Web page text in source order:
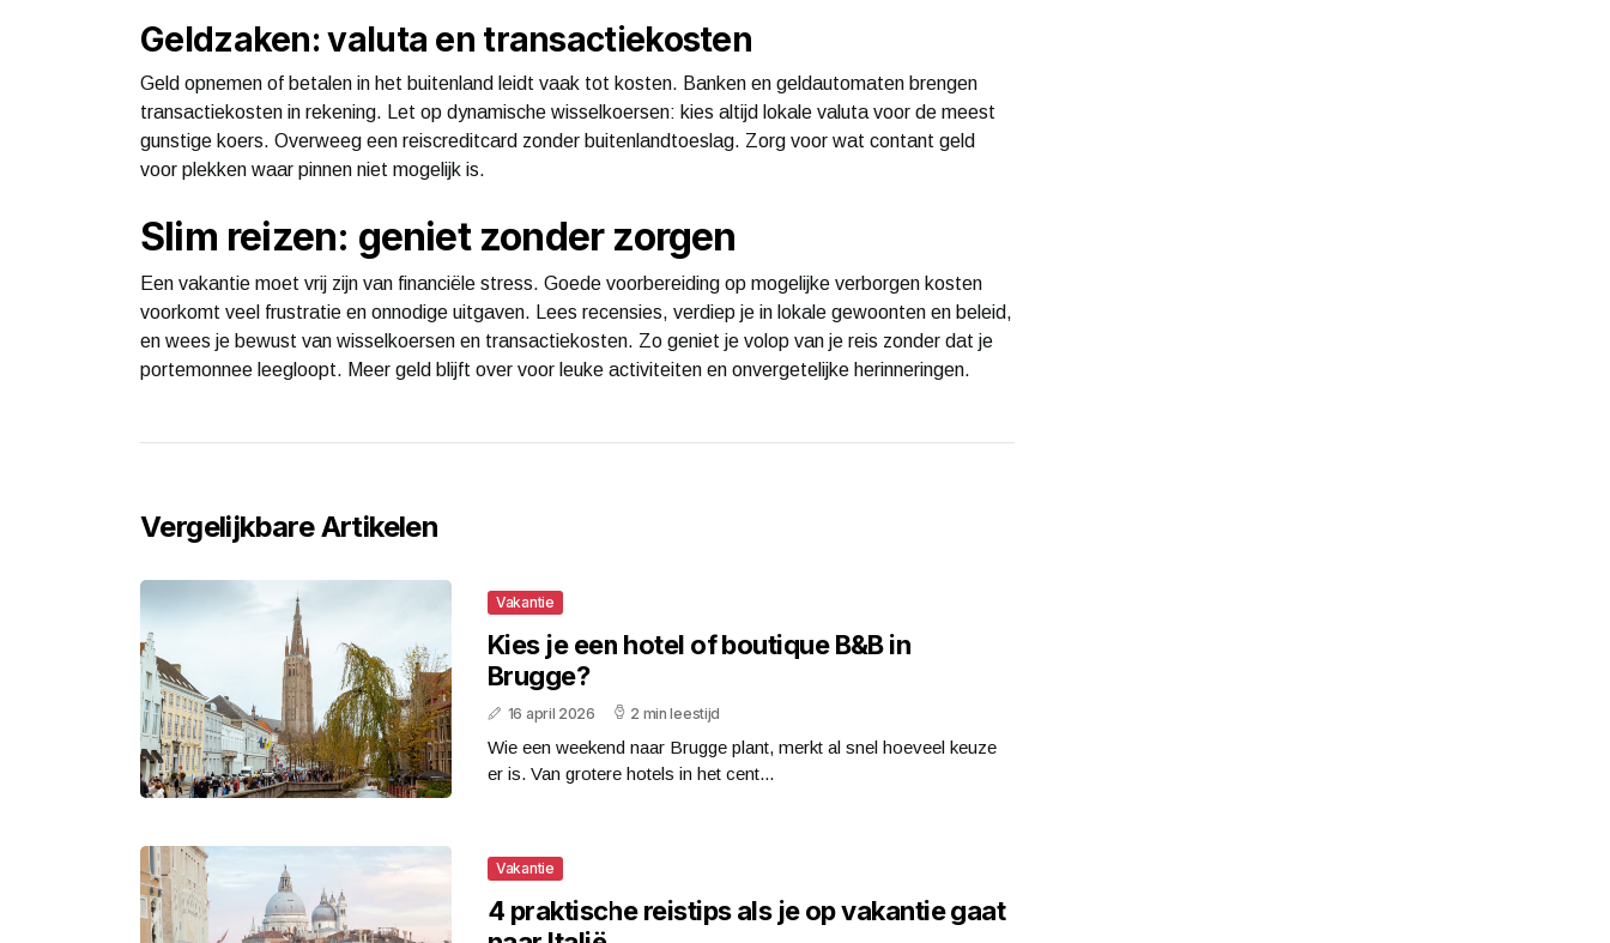
Geldzaken: valuta en transactiekosten
Geld opnemen of betalen in het buitenland leidt vaak tot kosten. Banken en geldautomaten brengen
transactiekosten in rekening. Let op dynamische wisselkoersen: kies altijd lokale valuta voor de meest
gunstige koers. Overweeg een reiscreditcard zonder buitenlandtoeslag. Zorg voor wat contant geld
voor plekken waar pinnen niet mogelijk is.
Slim reizen: geniet zonder zorgen
Een vakantie moet vrij zijn van financiële stress. Goede voorbereiding op mogelijke verborgen kosten
voorkomt veel frustratie en onnodige uitgaven. Lees recensies, verdiep je in lokale gewoonten en beleid,
en wees je bewust van wisselkoersen en transactiekosten. Zo geniet je volop van je reis zonder dat je
portemonnee leegloopt. Meer geld blijft over voor leuke activiteiten en onvergetelijke herinneringen.
Vergelijkbare Artikelen
Vakantie
Kies je een hotel of boutique B&B in
Brugge?
16 april 2026 2 min leestijd
Wie een weekend naar Brugge plant, merkt al snel hoeveel keuze
er is. Van grotere hotels in het cent...
Vakantie
4 praktische reistips als je op vakantie gaat